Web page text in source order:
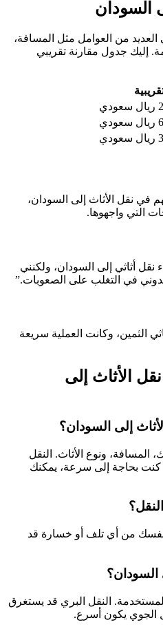
السودان
العديد من العوامل مثل المسافة،
إليك جدول مقارنة تقريبي
في نقل الأثاث إلى السودان،
التي واجهوها.
أثاثي إلى السودان، ولكنني
في التغلب على الصعوبات.”
الثمين، وكانت العملية سريعة
الأثاث إلى
إلى السودان؟
المسافة، ونوع الأثاث. النقل
كنت بحاجة إلى سرعة، يمكنك
نفسك من أي تلف أو خسارة قد
السودان؟
النقل البري قد يستغرق
الجوي يكون أسرع.